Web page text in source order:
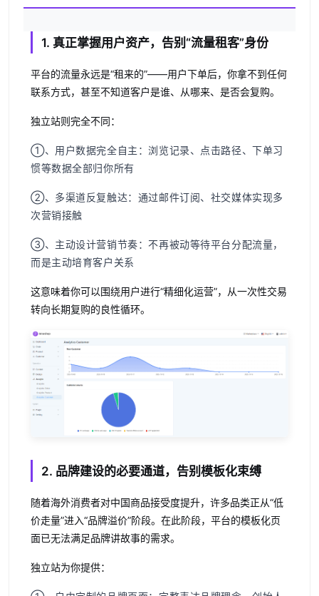
1. 真正掌握用户资产，告别“流量租客”身份
平台的流量永远是“租来的”——用户下单后，你拿不到任何
联系方式，甚至不知道客户是谁、从哪来、是否会复购。
独立站则完全不同：
①、用户数据完全自主 ：浏览记录、点击路径、下单习
惯等数据全部归你所有
②、多渠道反复触达：通过邮件订阅、社交媒体实现多
次营销接触
③、主动设计营销节奏：不再被动等待平台分配流量，
而是主动培育客户关系
这意味着你可以围绕用户进行“精细化运营”，从一次性交易
转向长期复购的良性循环。
2. 品牌建设的必要通道，告别模板化束缚
随着海外消费者对中国商品接受度提升，许多品类正从“低
价走量”进入“品牌溢价”阶段。在此阶段，平台的模板化页
面已无法满足品牌讲故事的需求。
独立站为你提供：